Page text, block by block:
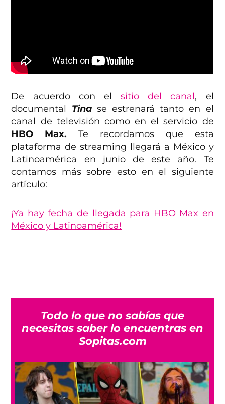
De acuerdo con elsitio del canal, el
documental Tina se estrenará tanto en el
canal de televisión como en el servicio de
HBO Max. Te recordamos que esta
plataforma de streaming llegará a México y
Latinoamérica en junio de este año. Te
contamos más sobre esto en el siguiente
artículo:
¡Ya hay fecha de llegada para HBO Max en
México y Latinoamérica!
Todo lo que no sabías que
necesitas saber lo encuentras en
Sopitas.com